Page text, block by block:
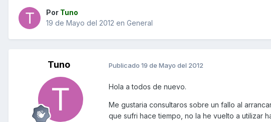
Por Tuno
19 de Mayo del 2012 en General
Tuno Publicado 19 de Mayo del 2012
Hola a todos de nuevo.
Me gustaria consultaros sobre un fallo al
que sufri hace tiempo, no la he vuelto a utilizar